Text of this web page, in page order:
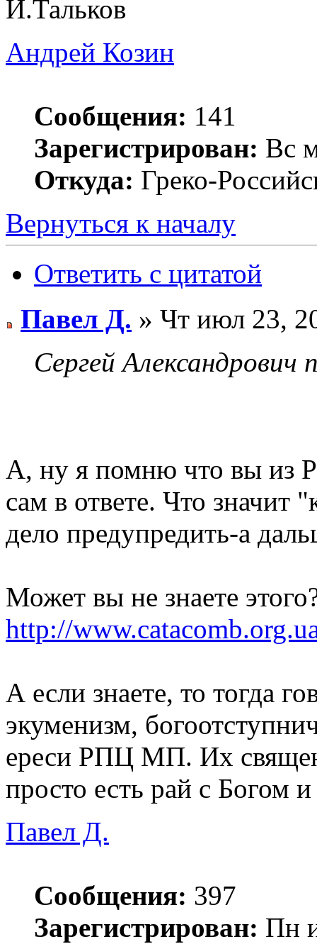
И.Тальков
Андрей Козин
Сообщения: 141
Зарегистрирован: Вс
Откуда: Греко-
Вернуться к началу
Ответить с цитатой
Павел Д. » Чт июл 23,
Сергей Александрович
А, ну я помню что вы
сам в ответе. Что значит
дело предупредить-а
Может вы не знаете
http://
А если знаете, то тогда
экуменизм,
ереси РПЦ МП. Их
просто есть рай с Богом и
Павел Д.
Сообщения: 397
Зарегистрирован: Пн